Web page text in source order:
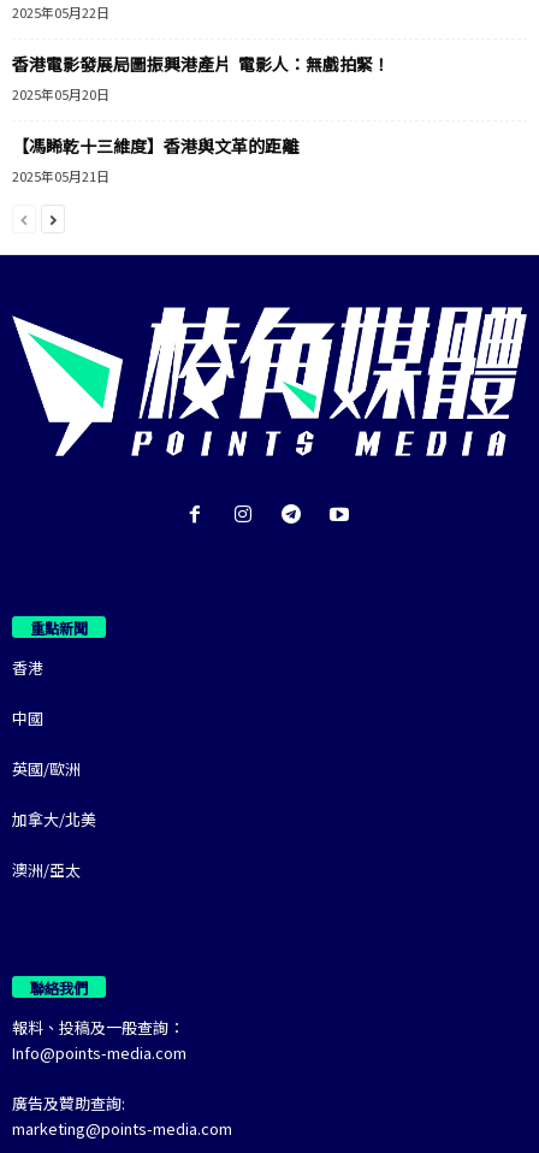
2025年05月22日
香港電影發展局圖振興港產片 電影人：無戲拍緊！
2025年05月20日
【馮睎乾十三維度】香港與文革的距離
2025年05月21日
重點新聞
香港
中國
英國/歐洲
加拿大/北美
澳洲/亞太
聯絡我們
報料、投稿及一般查詢：
Info@points-media.com
廣告及贊助查詢:
marketing@points-media.com